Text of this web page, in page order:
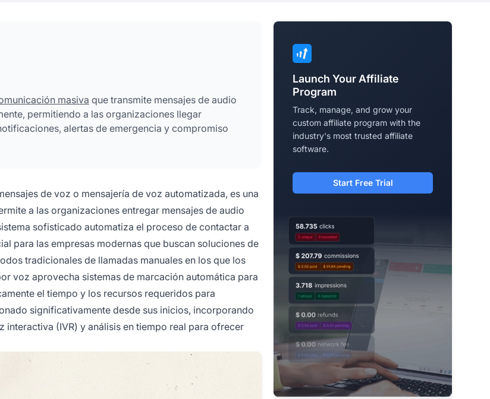
masiva que transmite mensajes de audio
permitiendo a las organizaciones llegar
alertas de emergencia y compromiso
de voz o mensajería de voz automatizada, es una
a las organizaciones entregar mensajes de audio
sofisticado automatiza el proceso de contactar a
para las empresas modernas que buscan soluciones de
tradicionales de llamadas manuales en los que los
voz aprovecha sistemas de marcación automática para
el tiempo y los recursos requeridos para
significativamente desde sus inicios, incorporando
(IVR) y análisis en tiempo real para ofrecer
Launch Your Affiliate
Program
Track, manage, and grow your
custom affiliate program with the
industry's most trusted affiliate
software.
Start Free Trial